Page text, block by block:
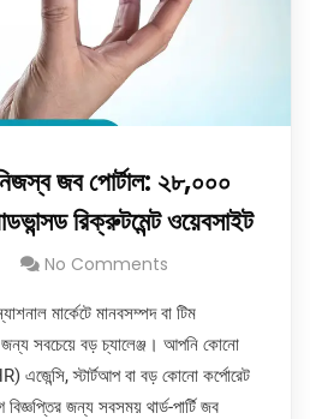
জব পোর্টাল: ২৮,০০০
রিক্রুটমেন্ট ওয়েবসাইট
No Comments
মার্কেটে মানবসম্পদ বা টিম
জন্য সবচেয়ে বড় চ্যালেঞ্জ। আপনি কোনো
এজেন্সি, স্টার্টআপ বা বড় কোনো কর্পোরেট
জন্য সবসময় থার্ড-পার্টি জব